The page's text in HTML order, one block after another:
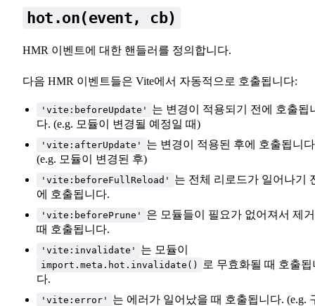
hot.on(event, cb)
HMR 이벤트에 대한 핸들러를 정의합니다.
다음 HMR 이벤트들은 Vite에서 자동적으로 호출됩니다:
'vite:beforeUpdate'
는 변경이 적용되기 전에 호출됩
다. (e.g. 모듈이 변경될 예정일 때)
'vite:afterUpdate'
는 변경이 적용된 후에 호출됩니
(e.g. 모듈이 변경된 후)
'vite:beforeFullReload'
는 전체 리로드가 일어나기
에 호출됩니다.
'vite:beforePrune'
은 모듈들이 필요가 없어져서 제
때 호출됩니다.
'vite:invalidate' 는 모듈이
import.meta.hot.invalidate()
로 무효화될 때 호출됩
다.
'vite:error'
는 에러가 일어났을 때 호출됩니다. (e.g.